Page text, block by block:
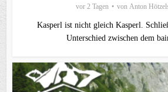
vor 2 Tagen von Anton
Kasperl ist nicht gleich Kasperl.
Unterschied zwischen dem